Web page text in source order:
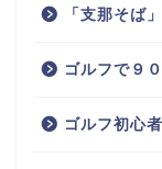
「支那そば
ゴルフで９
ゴルフ初心